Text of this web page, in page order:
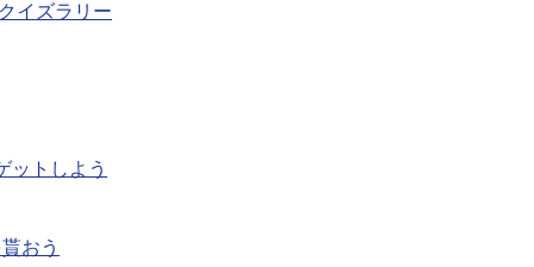
イズラリー
ットしよう
おう